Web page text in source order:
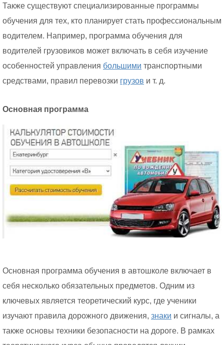
Также существуют специализированные программы
обучения для тех, кто планирует стать профессиональным
водителем. Например, программа обучения для
водителей грузовиков может включать в себя изучение
особенностей управления большими транспортными
средствами, правил перевозки грузов и т. д.
Основная программа
Основная программа обучения в автошколе включает в
себя несколько обязательных предметов. Одним из
ключевых является теоретический курс, где ученики
изучают правила дорожного движения, знаки и сигналы, а
также основы техники безопасности на дороге. В рамках